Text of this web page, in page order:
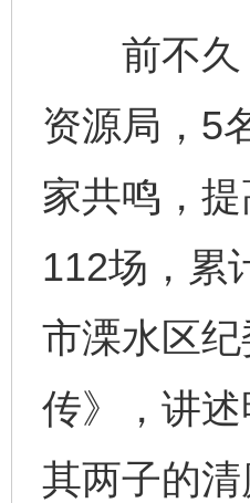
前不久，
资源局，5
家共鸣，
112场，累
市溧水区
传》，讲
其两子的